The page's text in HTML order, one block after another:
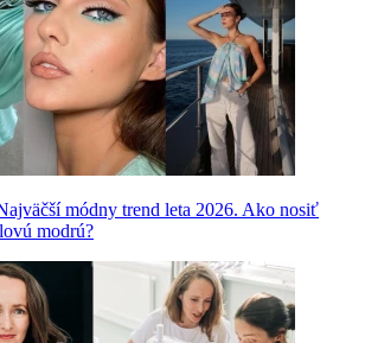
módny trend leta 2026. Ako nosiť
modrú?